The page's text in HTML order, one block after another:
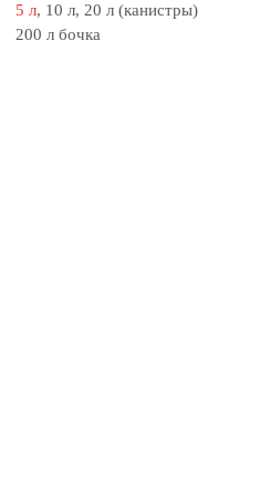
5 л, 10 л, 20 л (канистры)
200 л бочка